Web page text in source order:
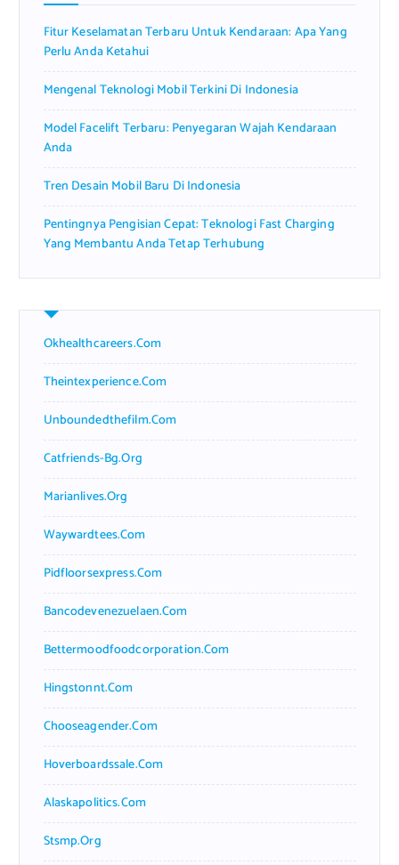
:Fitur Keselamatan Terbaru Untuk Kendaraan: Apa Yang
Perlu Anda Ketahui
Mengenal Teknologi Mobil Terkini Di Indonesia
Model Facelift Terbaru: Penyegaran Wajah Kendaraan
Anda
Tren Desain Mobil Baru Di Indonesia
Pentingnya Pengisian Cepat: Teknologi Fast Charging
Yang Membantu Anda Tetap Terhubung
Okhealthcareers.com
Theintexperience.com
Unboundedthefilm.com
Catfriends-Bg.org
Marianlives.org
Waywardtees.com
Pidfloorsexpress.com
Bancodevenezuelaen.com
Bettermoodfoodcorporation.com
Hingstonnt.com
Chooseagender.com
Hoverboardssale.com
Alaskapolitics.com
Stsmp.org